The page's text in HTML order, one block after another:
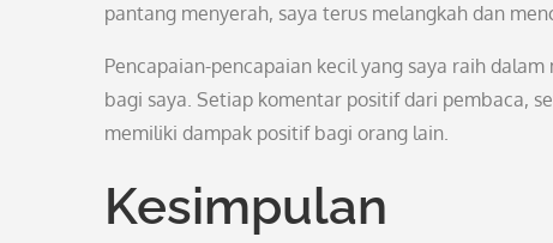
pantang menyerah, saya terus melangkah dan
Pencapaian-pencapaian kecil yang saya raih
bagi saya. Setiap komentar positif dari pembaca,
memiliki dampak positif bagi orang lain.
Kesimpulan